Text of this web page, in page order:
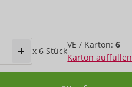
x6Stück
VE / Karton:6
Karton auffüllen